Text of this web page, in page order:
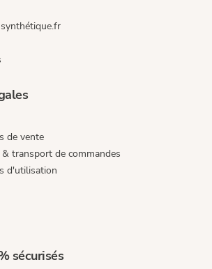
de vente
transport de commandes
d'utilisation
sécurisés